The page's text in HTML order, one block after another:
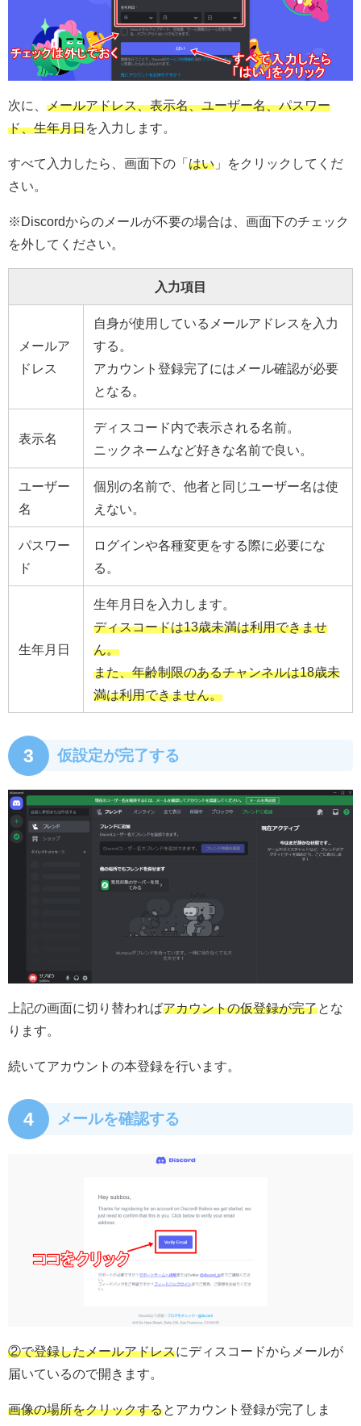
次に、 メールアドレス、表示名、ユーザー名、パスワー
ド、生年月日を入力します。
すべて入力したら、画面下の「 はい 」をクリックしてくだ
さい。
※Discordからのメールが不要の場合は、画面下のチェック
を外してください。
入力項目
メールア
ドレス
自身が使用しているメールアドレスを入力
する。
アカウント登録完了にはメール確認が必要
となる。
表示名
ディスコード内で表示される名前。
ニックネームなど好きな名前で良い。
ユーザー
名
個別の名前で、他者と同じユーザー名は使
えない。
パスワー
ド
ログインや各種変更をする際に必要にな
る。
生年月日
生年月日を入力します。
ディスコードは13歳未満は利用できませ
ん。
また、年齢制限のあるチャンネルは18歳未
満は利用できません。
3 仮設定が完了する
上記の画面に切り替わればアカウントの仮登録が完了とな
ります。
続いてアカウントの本登録を行います。
4 メールを確認する
②で登録したメールアドレスにディスコードからメールが
届いているので開きます。
画像の場所をクリックするとアカウント登録が完了しま